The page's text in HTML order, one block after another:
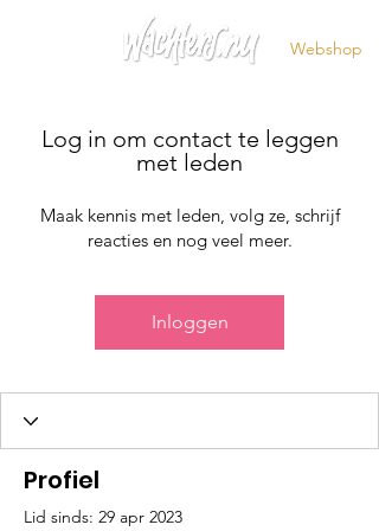
Webshop
Log in om contact te leggen
met leden
Maak kennis met leden, volg ze, schrijf
reacties en nog veel meer.
Inloggen
Profiel
Lid sinds: 29 apr 2023